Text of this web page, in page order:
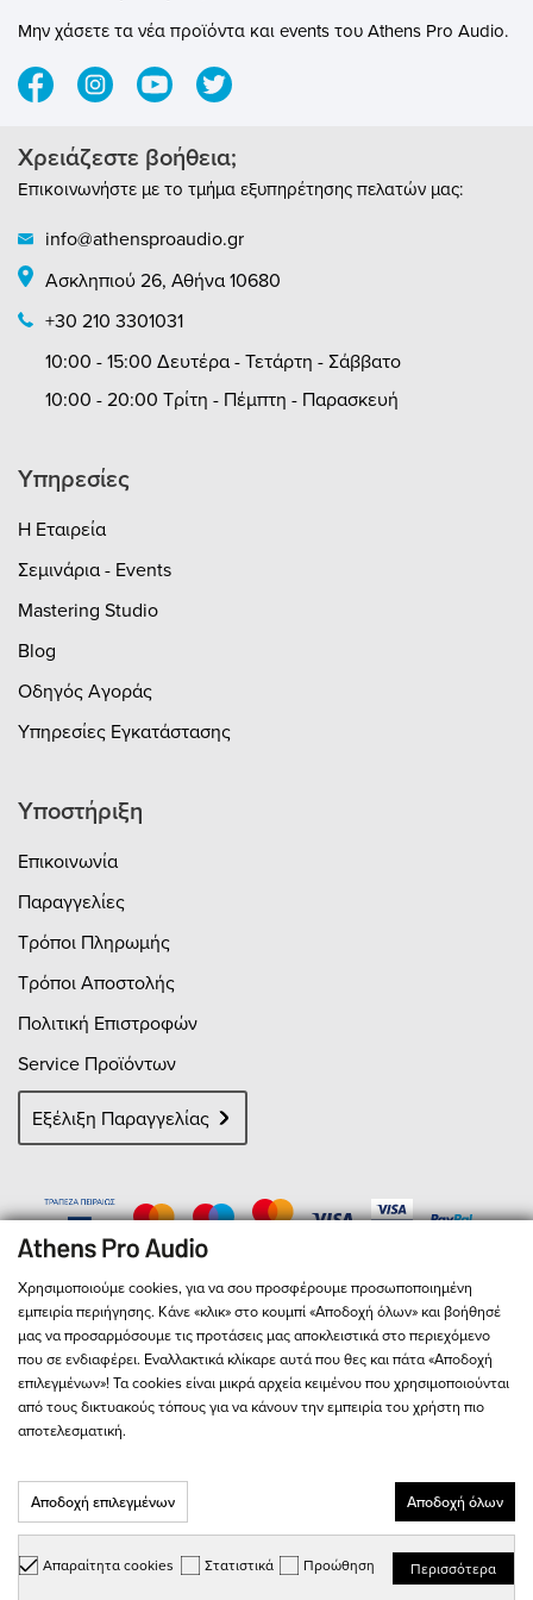
Μην χάσετε τα νέα προϊόντα και events του Athens Pro Audio.
Χρειάζεστε βοήθεια;
Επικοινωνήστε με το τμήμα εξυπηρέτησης πελατών μας:
info@athensproaudio.gr
Ασκληπιού 26, Αθήνα 10680
+30 210 3301031
10:00 - 15:00 Δευτέρα - Τετάρτη - Σάββατο
10:00 - 20:00 Τρίτη - Πέμπτη - Παρασκευή
Υπηρεσίες
Η Εταιρεία
Σεμινάρια - Events
Mastering Studio
Blog
Οδηγός Αγοράς
Υπηρεσίες Εγκατάστασης
Υποστήριξη
Επικοινωνία
Παραγγελίες
Τρόποι Πληρωμής
Τρόποι Αποστολής
Πολιτική Επιστροφών
Service Προϊόντων
Εξέλιξη Παραγγελίας
Αριθμός Γ.Ε.ΜΗ. 127713301000
Παρακαλώ διαβάστε τουςΌρους & Προϋποθέσειςκαι τηνΠολιτική
Απορρήτου
Χρησιμοποιούμε cookies, για να σου προσφέρουμε προσωποποιημένη
εμπειρία περιήγησης. Κάνε «κλικ» στο κουμπί «Αποδοχή όλων» και βοήθησέ
μας να προσαρμόσουμε τις προτάσεις μας αποκλειστικά στο περιεχόμενο
που σε ενδιαφέρει. Εναλλακτικά κλίκαρε αυτά που θες και πάτα «Αποδοχή
επιλεγμένων»! Τα cookies είναι μικρά αρχεία κειμένου που χρησιμοποιούνται
από τους δικτυακούς τόπους για να κάνουν την εμπειρία του χρήστη πιο
αποτελεσματική.
Αποδοχή επιλεγμένων Αποδοχή όλων
Απαραίτητα cookies Στατιστικά Προώθηση Περισσότερα